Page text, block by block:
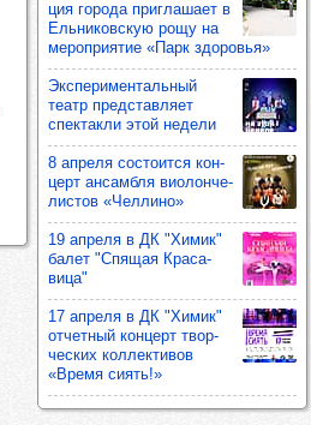
ция города приг­ла­шает в
Ель­ни­ков­скую рощу на
мероп­ри­ятие «Парк здо­ровья»
Экспе­ри­мен­таль­ный
театр пред­став­ляет
спек­такли этой недели
8 апреля сос­то­ится кон­
церт ансам­бля виолон­че­
лис­тов «Чел­лино»
19 апреля в ДК "Химик"
балет "Спя­щая Кра­са­
вица"
17 апреля в ДК "Химик"
отчет­ный кон­церт твор­
чес­ких кол­лек­ти­вов
«Время сиять!»